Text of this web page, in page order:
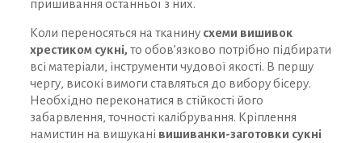
пришивання останньої з них.
Коли переносяться на тканину схеми вишивок
хрестиком сукні, то обов’язково потрібно підбирати
всі матеріали, інструменти чудової якості. В першу
чергу, високі вимоги ставляться до вибору бісеру.
Необхідно переконатися в стійкості його
забарвлення, точності калібрування. Кріплення
намистин на вишукані вишиванки-заготовки сукні